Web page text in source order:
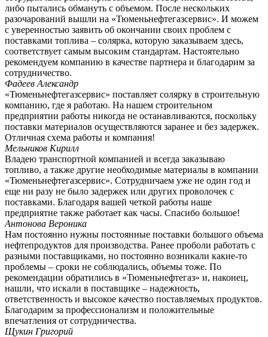
либо пытались обмануть с объемом. После нескольких
разочарований вышли на «Тюменьнефтегазсервис». И можем
с уверенностью заявить об окончании своих проблем с
поставками топлива – солярка, которую заказываем здесь,
соответствует самым высоким стандартам. Настоятельно
рекомендуем компанию в качестве партнера и благодарим за
сотрудничество.
Фадеев Александр
«Тюменьнефтегазсервис» поставляет солярку в строительную
компанию, где я работаю. На нашем строительном
предприятии работы никогда не останавливаются, поскольку
поставки материалов осуществляются заранее и без задержек.
Отличная схема работы и компания!
Мельников Кирилл
Владею транспортной компанией и всегда заказываю
топливо, а также другие необходимые материалы в компании
«Тюменьнефтегазсервис». Сотрудничаем уже не один год и
еще ни разу не было задержек или других проволочек с
поставками. Благодаря вашей четкой работы наше
предприятие также работает как часы. Спасибо большое!
Антонова Вероника
Нам постоянно нужны постоянные поставки большого объема
нефтепродуктов для производства. Ранее проболи работать с
разными поставщиками, но постоянно возникали какие-то
проблемы – сроки не соблюдались, объемы тоже. По
рекомендации обратились в «Тюменьнефтегаз» и, наконец,
нашли, что искали в поставщике – надежность,
ответственность и высокое качество поставляемых продуктов.
Благодарим за профессионализм и положительные
впечатления от сотрудничества.
Щукин Григорий